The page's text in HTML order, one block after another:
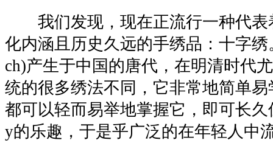
我们发现，现在正流行一种代表
化内涵且历史久远的手绣品：十字绣
ch)产生于中国的唐代，在明清时代
统的很多绣法不同，它非常地简单
都可以轻而易举地掌握它，即可长
y的乐趣，于是乎广泛的在年轻人中